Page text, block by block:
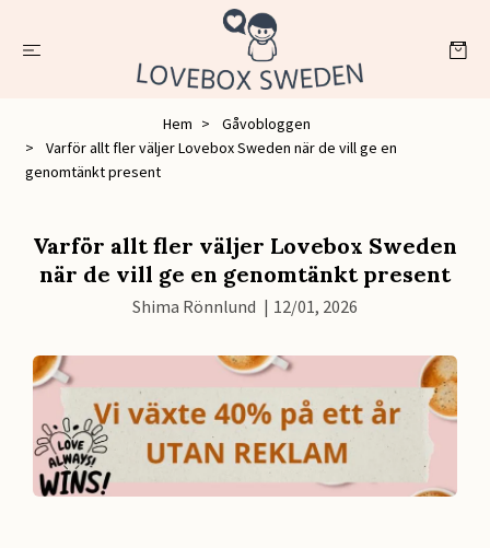
Hem
Gåvobloggen
Varför allt fler väljer Lovebox Sweden när de vill ge en
genomtänkt present
Varför allt fler väljer Lovebox Sweden
när de vill ge en genomtänkt present
Shima Rönnlund | 12/01, 2026